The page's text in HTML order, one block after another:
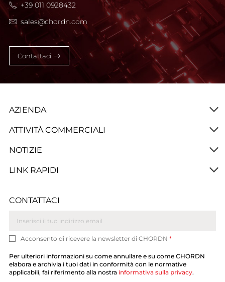
+39 011 0928432
sales@chordn.com
Contattaci
CONTATTACI
Acconsento di ricevere la newsletter di CHORDN *
Per ulteriori informazioni su come annullare e su come CHORDN
elabora e archivia i tuoi dati in conformità con le normative
applicabili, fai riferimento alla nostra informativa sulla privacy.
AZIENDA
ATTIVITÀ COMMERCIALI
NOTIZIE
LINK RAPIDI